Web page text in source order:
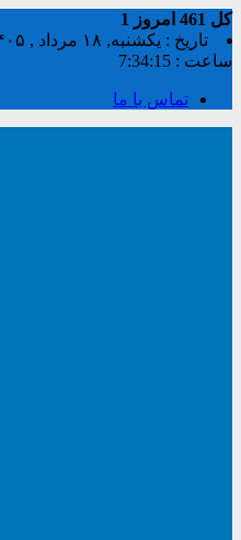
کل امروز
1
تاریخ : یکشنبه, ۱۸ مرداد , ۱۴۰۵
ساعت : 7:34:16
تماس با ما